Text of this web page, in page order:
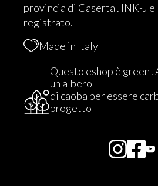
provincia di Caserta . INK-J
registrato.
Made in Italy
Questo eshop è
un albero
di caoba per essere
progetto